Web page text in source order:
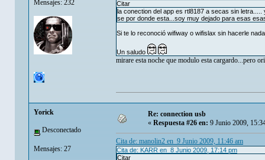
Mensajes: 232
Citar
la conection del app es rtl8187 a secas sin
se por donde esta...soy muy dejado para esas
Si te lo reconoció wifiway o wifislax sin hacerle
Un saludo
mirare esta noche que modulo esta cargardo...pero
Yorick
Desconectado
Mensajes: 27
Re: connection usb
«Respuesta #26 en:9 Junio 2009,
Cita de: manolin2 en 9 Junio 2009, 11:46 am
Cita de: KARR en 8 Junio 2009, 17:14 pm
Citar